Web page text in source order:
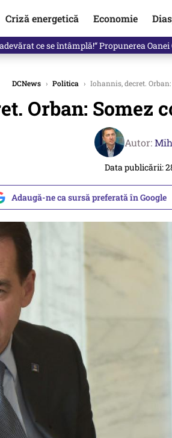
Criză energetică Economie
clinti pe Ilie Bolojan de la Palatul
DCNews › Politica › Iohannis, decret.
Orban:
Autor:
Data publicării:
Adaugă-ne ca sursă preferată în Google